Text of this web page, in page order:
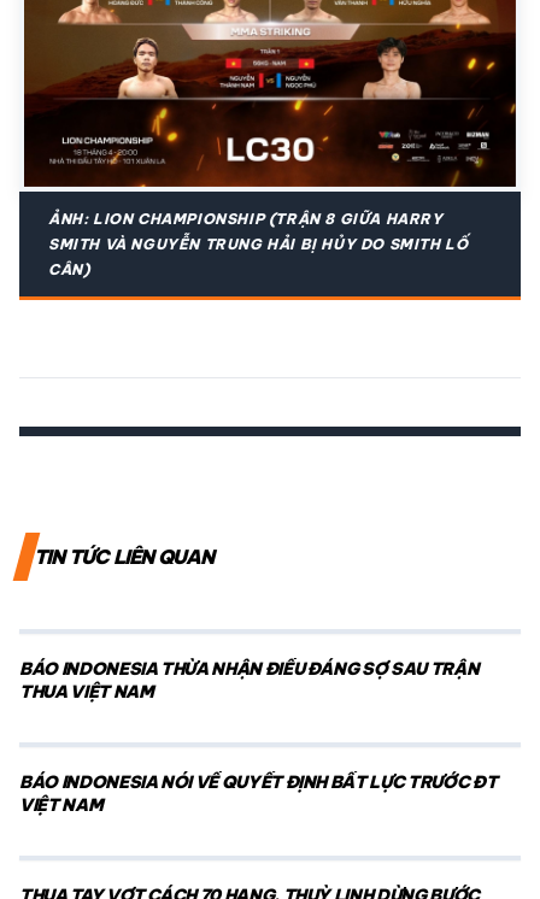
ẢNH: LION CHAMPIONSHIP (TRẬN 8 GIỮA HARRY
SMITH VÀ NGUYỄN TRUNG HẢI BỊ HỦY DO SMITH LỐ
CÂN)
TIN TỨC LIÊN QUAN
BÁO INDONESIA THỪA NHẬN ĐIỀU ĐÁNG SỢ SAU TRẬN
THUA VIỆT NAM
BÁO INDONESIA NÓI VỀ QUYẾT ĐỊNH BẤT LỰC TRƯỚC ĐT
VIỆT NAM